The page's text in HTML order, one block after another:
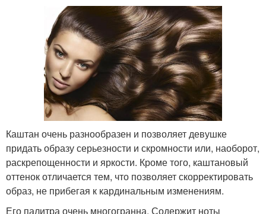
Каштан очень разнообразен и позволяет девушке
придать образу серьезности и скромности или, наоборот,
раскрепощенности и яркости. Кроме того, каштановый
оттенок отличается тем, что позволяет скорректировать
образ, не прибегая к кардинальным изменениям.
Его палитра очень многогранна. Содержит ноты